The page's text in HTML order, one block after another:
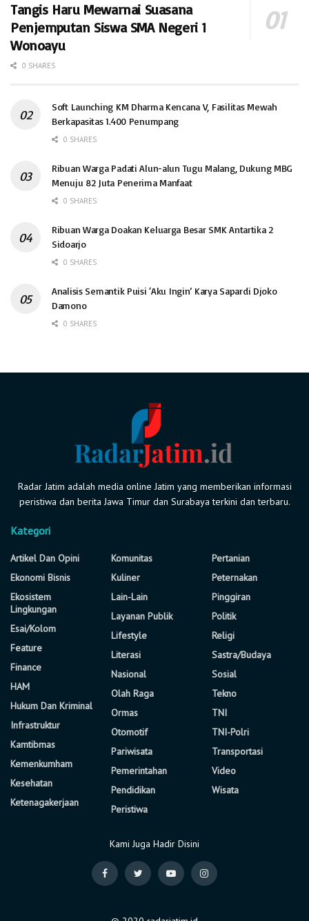
Tangis Haru Mewarnai Suasana
Penjemputan Siswa SMA Negeri 1
Wonoayu
0 SHARES
Soft Launching KM Dharma Kencana V, Fasilitas Mewah
Berkapasitas 1.400 Penumpang
0 SHARES
Ribuan Warga Padati Alun-alun Tugu Malang, Dukung MBG
Menuju 82 Juta Penerima Manfaat
0 SHARES
Ribuan Warga Doakan Keluarga Besar SMK Antartika 2
Sidoarjo
0 SHARES
Analisis Semantik Puisi ‘Aku Ingin’ Karya Sapardi Djoko
Damono
0 SHARES
Radar Jatim adalah media online Jatim yang memberikan informasi
peristiwa dan berita Jawa Timur dan Surabaya terkini dan terbaru.
Kategori
Artikel Dan Opini
Ekonomi Bisnis
Ekosistem
Lingkungan
Esai/Kolom
Feature
Finance
HAM
Hukum Dan Kriminal
Infrastruktur
Kamtibmas
Kemenkumham
Kesehatan
Ketenagakerjaan
Komunitas
Kuliner
Lain-Lain
Layanan Publik
Lifestyle
Literasi
Nasional
Olah Raga
Ormas
Otomotif
Pariwisata
Pemerintahan
Pendidikan
Peristiwa
Pertanian
Peternakan
Pinggiran
Politik
Religi
Sastra/Budaya
Sosial
Tekno
TNI
TNI-Polri
Transportasi
Video
Wisata
Kami Juga Hadir Disini